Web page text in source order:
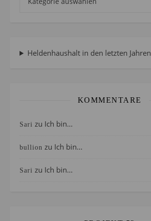
Heldenhaushalt in den letzten Jahren
KOMMENTARE
Sari zu Ich bin…
bullion zu Ich bin…
Sari zu Ich bin…